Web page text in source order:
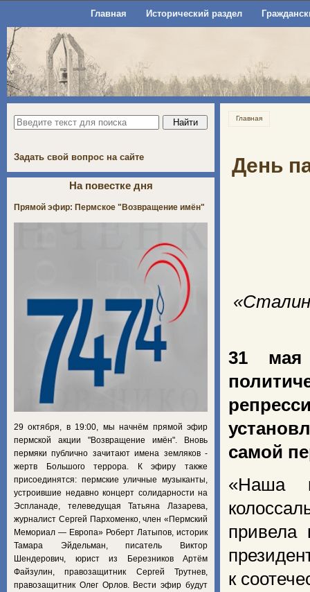
Главная Исторический раздел
Главная
День
31 мая
самой
«Наша
привела
к
Задать свой вопрос на сайте
На повестке дня
Прямой эфир: Пермское "Возвращение имён"
29 октября, в 19:00, мы начнём прямой эфир
пермской акции "Возвращение имён". Вновь
пермяки публично зачитают имена земляков -
жертв Большого террора. К эфиру также
присоединятся: пермские уличные музыканты,
устроившие недавно концерт солидарности на
Эспланаде, телеведущая Татьяна Лазарева,
журналист Сергей Пархоменко, член «Пермский
Мемориал — Европа» Роберт Латыпов, историк
Тамара Эйдельман, писатель Виктор
Шендерович, юрист из Березников Артём
Файзулин, правозащитник Сергей Трутнев,
правозащитник Олег Орлов. Вести эфир будут